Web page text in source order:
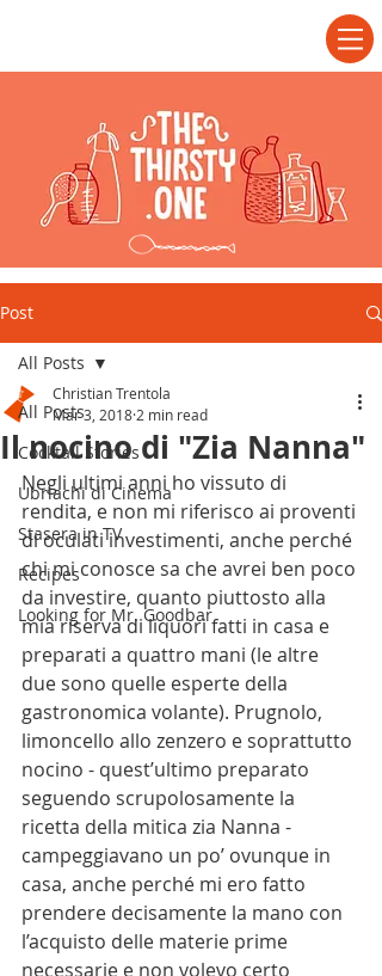
Post
All Posts
Cocktail Stories
Ubriachi di Cinema
Stasera in TV
Recipes
Looking for Mr. Goodbar
All Posts
Il nocino di "Zia Nanna"
Christian Trentola
Mar 3, 2018 2 min read
Negli ultimi anni ho vissuto di
rendita, e non mi riferisco ai proventi
di oculati investimenti, anche perché
chi mi conosce sa che avrei ben poco
da investire, quanto piuttosto alla
mia riserva di liquori fatti in casa e
preparati a quattro mani (le altre
due sono quelle esperte della
gastronomica volante). Prugnolo,
limoncello allo zenzero e soprattutto
nocino - quest’ultimo preparato
seguendo scrupolosamente la
ricetta della mitica zia Nanna -
campeggiavano un po’ ovunque in
casa, anche perché mi ero fatto
prendere decisamente la mano con
l’acquisto delle materie prime
necessarie e non volevo certo